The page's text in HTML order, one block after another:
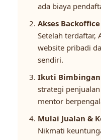
ada biaya
Akses
Setelah terdaftar,
website pribadi
sendiri.
Ikuti Bimbingan
strategi
mentor
Mulai Jualan &
Nikmati